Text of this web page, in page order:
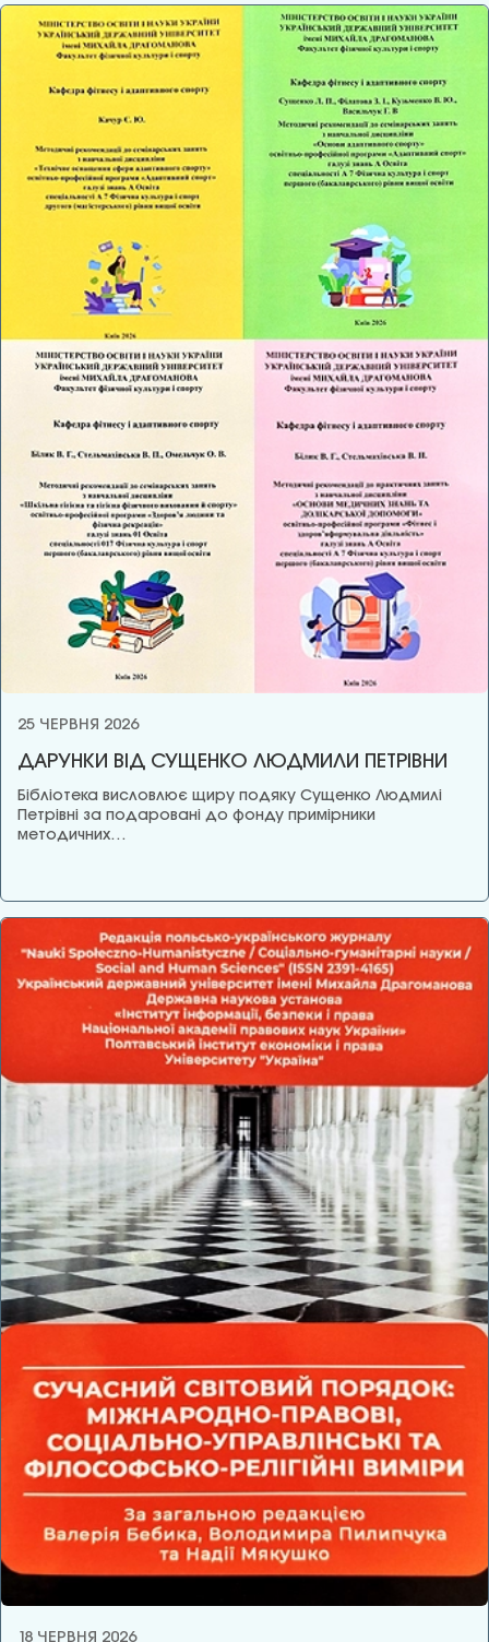
25 ЧЕРВНЯ 2026
ДАРУНКИ ВІД СУЩЕНКО ЛЮДМИЛИ ПЕТРІВНИ
Бібліотека висловлює щиру подяку Сущенко Людмилі
Петрівні за подаровані до фонду примірники
методичних…
18 ЧЕРВНЯ 2026